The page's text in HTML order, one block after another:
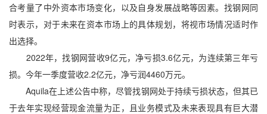
合考量了中外资本市场变化，以及自身发展战略等因素。找钢网同
时表示，对于未来在资本市场上的具体规划，将视市场情况适时作
出选择。
2022年，找钢网营收9亿元，净亏损3.6亿元，为连续第三年亏
损。今年一季度营收2.2亿元，净亏润4460万元。
Aquila在上述公告中称，尽管找钢网处于持续亏损状态，但其已
于去年实现经营现金流量为正，且业务模式及未来表现具有巨大潜